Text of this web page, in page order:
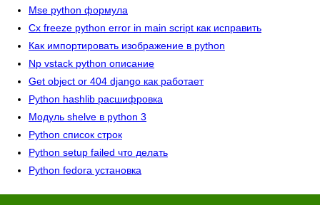
Mse python формула
Cx freeze python error in main script как исправить
Как импортировать изображение в python
Np vstack python описание
Get object or 404 django как работает
Python hashlib расшифровка
Модуль shelve в python 3
Python список строк
Python setup failed что делать
Python fedora установка